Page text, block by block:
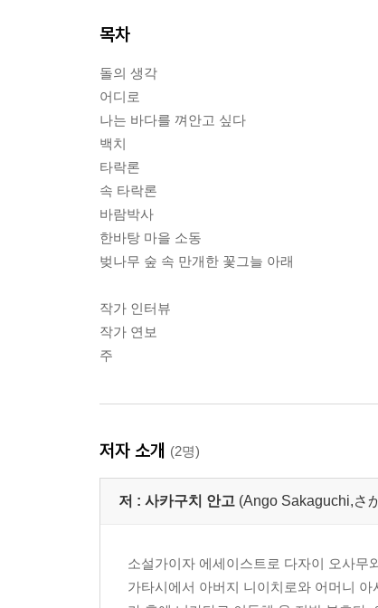
목차
돌의 생각
어디로
나는 바다를 껴안고 싶다
백치
타락론
속 타락론
바람박사
한바탕 마을 소동
벚나무 숲 속 만개한 꽃그늘 아래
작가 인터뷰
작가 연보
주
저자 소개 (2명)
저 : 사카구치 안고 (Ango Sakaguchi,さ
소설가이자 에세이스트로 다자이 오사무
가타시에서 아버지 니이치로와 어머니